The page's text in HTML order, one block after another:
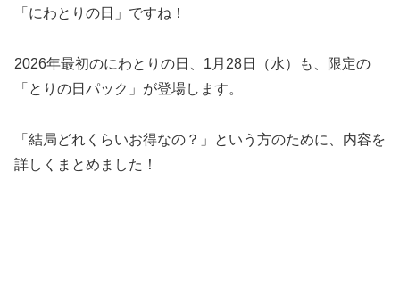
「にわとりの日」ですね！
2026年最初のにわとりの日、1月28日（水）も、限定の
「とりの日パック」が登場します。
「結局どれくらいお得なの？」という方のために、内容を
詳しくまとめました！